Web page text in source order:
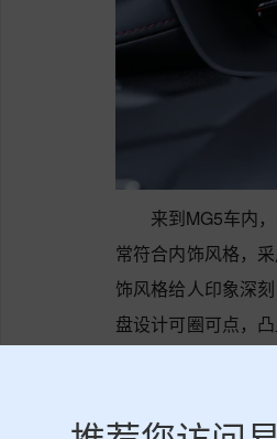
来到MG5车内
常符合内饰风格，
饰风格给人印象深
盘设计可圈可点，